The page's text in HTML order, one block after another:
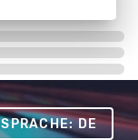
SPRACHE: DE